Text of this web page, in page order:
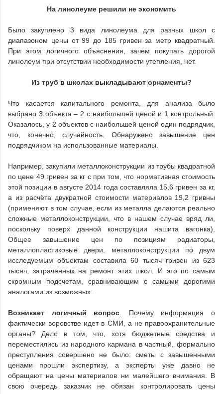
На линолеуме решили не экономить
Было закуплено 3 вида линолеума для разных школ с
диапазоном цены от 99 до 185 гривен за метр квадратный.
При этом логичного объяснения, зачем покупать дорогой
линолеум при отсутствии необходимости утепления, нет.
Из труб в школах выкладывают орнаменты?
Что касается капитального ремонта, для анализа было
выбрано 3 объекта – 2 с наибольшей ценой и 1 контрольный.
Оказалось, у 2 объектов с наибольшей ценой один подрядчик,
что, конечно, случайность. Обнаружено завышение цен
подрядчиком на использованные материалы.
Например, закупили металлоконструкции из трубы квадратной
по цене 49 гривен за кг с при том, что нормативная стоимость
этой позиции в августе 2014 года составляла 15,6 гривен за кг,
а из расчёта двукратной стоимости материалов 19,2 гривны
(применяют в том случае, если из металла делаются реально
сложные металлоконструкции, что в нашем случае вряд ли,
поскольку поверх данной конструкции нашита вагонка).
Общее завышение цен по позициям радиаторы,
металлопластиковые двери, металлоконструкции по двум
исследуемым объектам составила 60 тысяч гривен из 623
тысяч, затраченных на ремонт этих школ. И это по самым
скромным подсчетам, сравнивающим с самыми дорогими
аналогами из возможных.
Возникает логичный вопрос . Почему информация о
фактически воровстве идет в СМИ, а не правоохранительные
органы? Дело в том, что, хотя бюджетные средства и
переместились из народного кармана в частный, формально
преступления совершено не было: сметы с завышенными
ценами прошли экспертизу, а эксперты уже давно не
обращают на цены материалов ни малейшего внимания. В
свою очередь заказчик не обязан контролировать цены